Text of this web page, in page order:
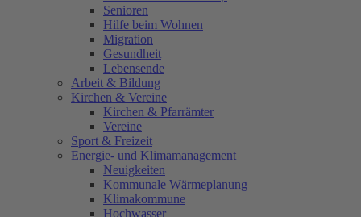
Senioren
Hilfe beim Wohnen
Migration
Gesundheit
Lebensende
Arbeit & Bildung
Kirchen & Vereine
Kirchen & Pfarrämter
Vereine
Sport & Freizeit
Energie- und Klimamanagement
Neuigkeiten
Kommunale Wärmeplanung
Klimakommune
Hochwasser